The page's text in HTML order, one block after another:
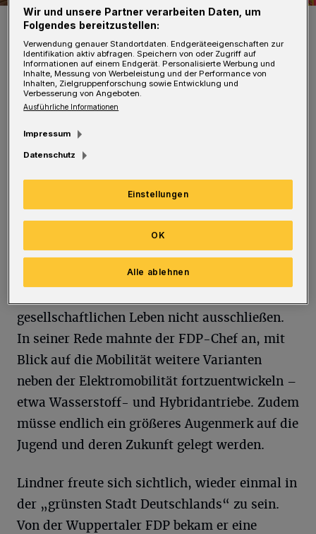
Von li.: Der FDP-Fraktionsvorsitzende Alexander Schmidt, der
Landtagsabgeordnete Marcel Hafke, die Stadtverordnete Karin van
der Most, Christian Lindner und die Direktkandidaten Manfred
Todtenhausen (Wuppertal I) und Robert Weindl (Wuppertal II,
Remscheid, Solingen).
Foto: Christoph Petersen
sprach sich der 42-Jährige auf dem Gelände
des Freizeitparks Fischertal dafür aus,
Geimpften und Genesenen die Grundrechte
zurückzugeben. Man dürfte aber auch
Menschen, die aus medizinischen Gründen
gesellschaftlichen Leben nicht ausschließen.
In seiner Rede mahnte der FDP-Chef an, mit
Blick auf die Mobilität weitere Varianten
neben der Elektromobilität fortzuentwickeln –
etwa Wasserstoff- und Hybridantriebe. Zudem
müsse endlich ein größeres Augenmerk auf die
Jugend und deren Zukunft gelegt werden.
Lindner freute sich sichtlich, wieder einmal in
der „grünsten Stadt Deutschlands“ zu sein.
Von der Wuppertaler FDP bekam er eine
Wir und unsere Partner verarbeiten Daten, um
Folgendes bereitzustellen:
Verwendung genauer Standortdaten. Endgeräteeigenschaften zur
Identifikation aktiv abfragen. Speichern von oder Zugriff auf
Informationen auf einem Endgerät. Personalisierte Werbung und
Inhalte, Messung von Werbeleistung und der Performance von
Inhalten, Zielgruppenforschung sowie Entwicklung und
Verbesserung von Angeboten.
Ausführliche Informationen
Impressum
Datenschutz
Einstellungen
Alle ablehnen
OK